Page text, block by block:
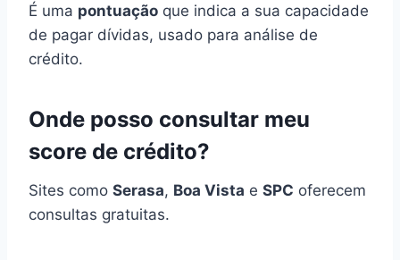
É uma pontuação que indica a sua capacidade
de pagar dívidas, usado para análise de
crédito.
Onde posso consultar meu
score de crédito?
Sites como Serasa, Boa Vista e SPC oferecem
consultas gratuitas.